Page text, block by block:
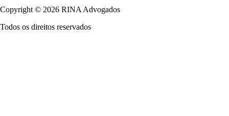
Copyright © 2026 RINA Advogados
Todos os direitos reservados